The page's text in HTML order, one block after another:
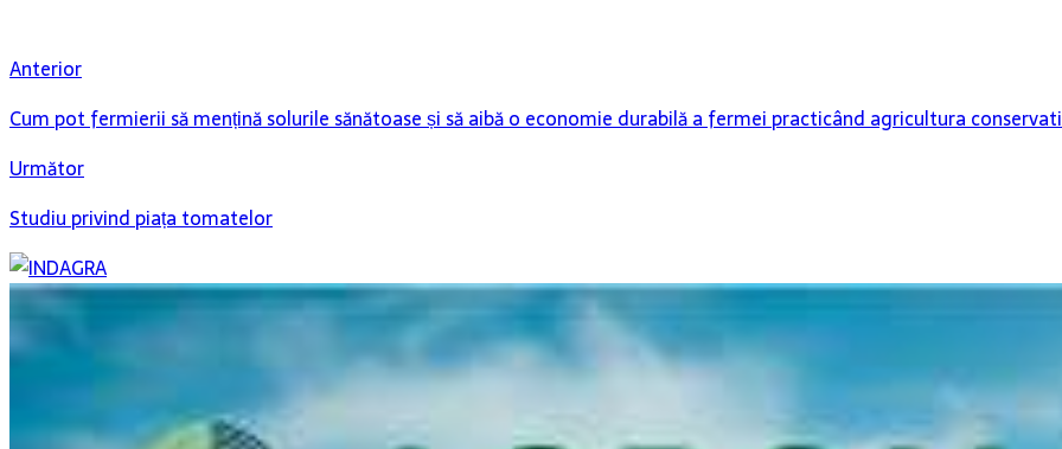
Anterior
Cum pot fermierii să mențină solurile sănătoase și să aibă o economie durabilă a fermei practicând agricultura
Următor
Studiu privind piața tomatelor